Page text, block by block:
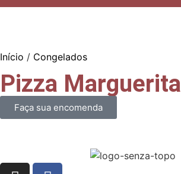
Início / Congelados
Pizza Marguerita
Faça sua encomenda